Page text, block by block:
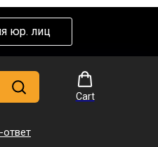
юр. лиц
Cart